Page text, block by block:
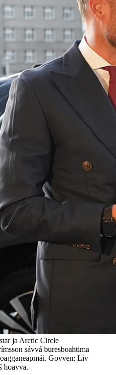
ja Arctic Circle
sávvá buresboahtima
Govven: Liv
hoavva.